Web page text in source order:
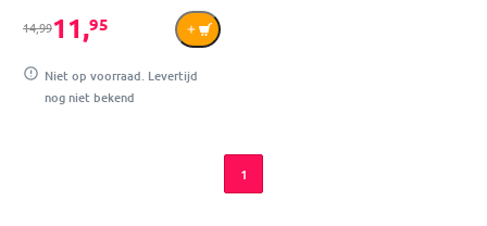
14,9911,95
Niet op voorraad. Levertijd
nog niet bekend
1